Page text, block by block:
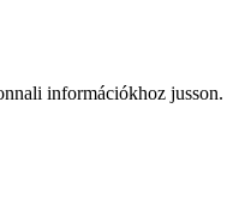
információkhoz jusson.